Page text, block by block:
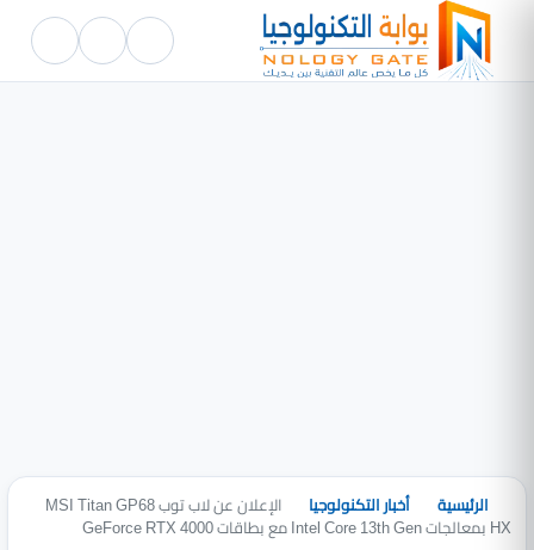
الرئيسية أخبار التكنولوجيا الإعلان عن لاب توب MSI Titan GP68
HX بمعالجات Intel Core 13th Gen مع بطاقات GeForce RTX 4000